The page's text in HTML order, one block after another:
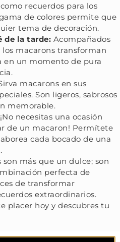
recuerdos para los
de colores permite que
tema de decoración.
de la tarde: Acompañados
macarons transforman
en un momento de pura
macarons en sus
Son ligeros, sabrosos
memorable.
¡No necesitas una ocasión
de un macaron! Permítete
cada bocado de una
más que un dulce; son
perfecta de
de transformar
extraordinarios.
placer hoy y descubres tu